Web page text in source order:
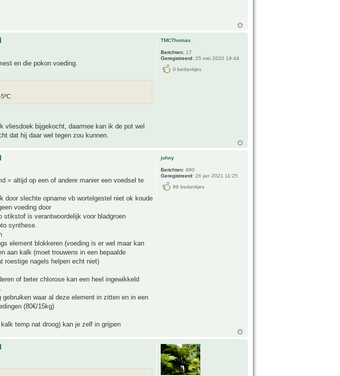
en die pokon voeding.
bijgekocht, daarmee kan ik de pot wel
dat hij daar wel tegen zou kunnen.
TMCThomas
Berichten: 17
Geregistreerd: 25 mei 2020 19:44
0 bedankjes
= altijd op een of andere manier een voedsel te
door slechte opname vb wortelgestel niet ok koude
voeding door
stikstof is verantwoordelijk voor bladgroen
synthese.
element blokkeren (voeding is er wel maar kan
aan kalk (moet trouwens in een bepaalde
roestige nagels helpen echt niet)
of beter chlorose kan een heel ingewikkeld
waar al deze element in zitten en in een
(80€/15kg)
temp nat droog) kan je zelf in grijpen
johny
Berichten: 890
Geregistreerd: 26 jan 2021 11:25
99 bedankjes